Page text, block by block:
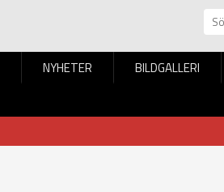
NYHETER BILDGALLERI